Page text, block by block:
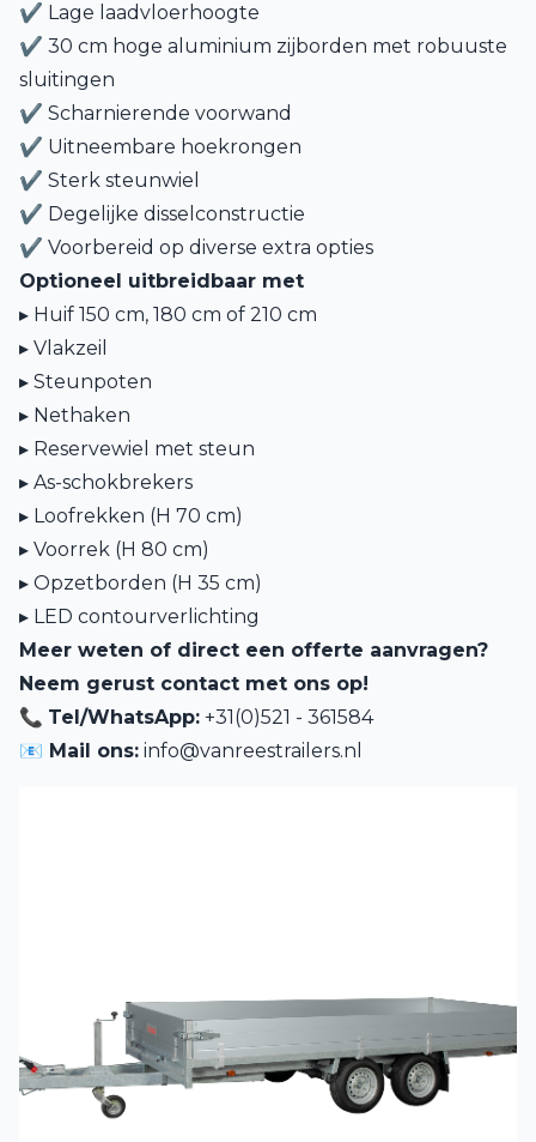
✔ Lage laadvloerhoogte
✔ 30 cm hoge aluminium zijborden met robuuste
sluitingen
✔ Scharnierende voorwand
✔ Uitneembare hoekrongen
✔ Sterk steunwiel
✔ Degelijke disselconstructie
✔ Voorbereid op diverse extra opties
Optioneel uitbreidbaar met
▸ Huif 150 cm, 180 cm of 210 cm
▸ Vlakzeil
▸ Steunpoten
▸ Nethaken
▸ Reservewiel met steun
▸ As-schokbrekers
▸ Loofrekken (H 70 cm)
▸ Voorrek (H 80 cm)
▸ Opzetborden (H 35 cm)
▸ LED contourverlichting
Meer weten of direct een offerte aanvragen?
Neem gerust contact met ons op!
📞 Tel/WhatsApp: +31(0)521 - 361584
📧 Mail ons: info@vanreestrailers.nl